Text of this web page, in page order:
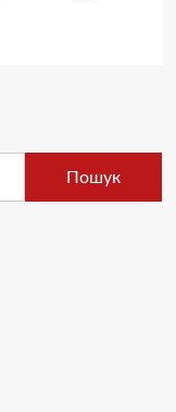
Пошук